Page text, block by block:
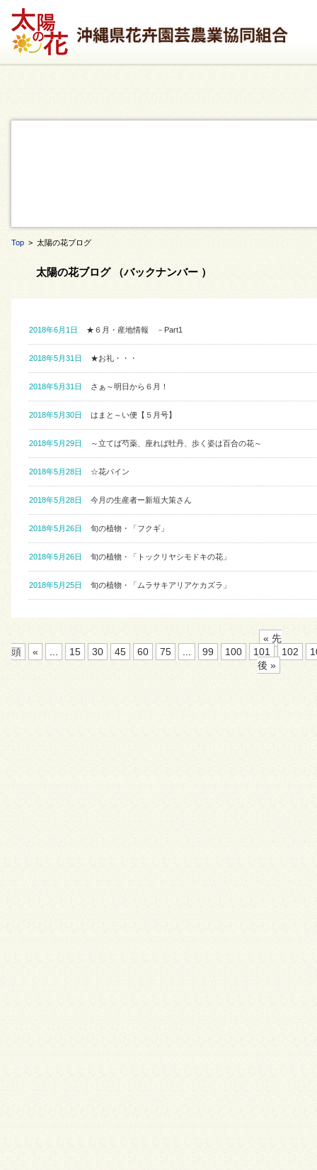
Top > 太陽の花ブログ
太陽の花ブログ （バックナンバー ）
2018年6月1日 ★６月・産地情報 －Part1
2018年5月31日 ★お礼・・・
2018年5月31日 さぁ～明日から６月！
2018年5月30日 はまと～い便【５月号】
2018年5月29日 ～立てば芍薬、座れば牡丹、歩く姿は百合の花～
2018年5月28日 ☆花パイン
2018年5月28日 今月の生産者ー新垣大策さん
2018年5月26日 旬の植物・「フクギ」
2018年5月26日 旬の植物・「トックリヤシモドキの花」
2018年5月25日 旬の植物・「ムラサキアリアケカズラ」
« 先
頭
« 15 30 45 60 75 99 100 101 102
後 »